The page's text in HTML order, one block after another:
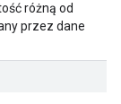
różną od
przez dane